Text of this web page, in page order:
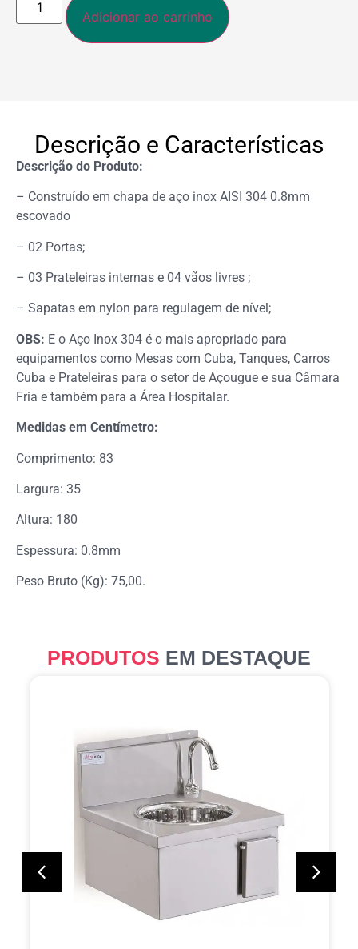
Adicionar ao carrinho
Descrição e Características
Descrição do Produto:
– Construído em chapa de aço inox AISI 304 0.8mm
escovado
– 02 Portas;
– 03 Prateleiras internas e 04 vãos livres ;
– Sapatas em nylon para regulagem de nível;
OBS: E o Aço Inox 304 é o mais apropriado para
equipamentos como Mesas com Cuba, Tanques, Carros
Cuba e Prateleiras para o setor de Açougue e sua Câmara
Fria e também para a Área Hospitalar.
Medidas em Centímetro:
Comprimento: 83
Largura: 35
Altura: 180
Espessura: 0.8mm
Peso Bruto (Kg): 75,00.
PRODUTOS EM DESTAQUE